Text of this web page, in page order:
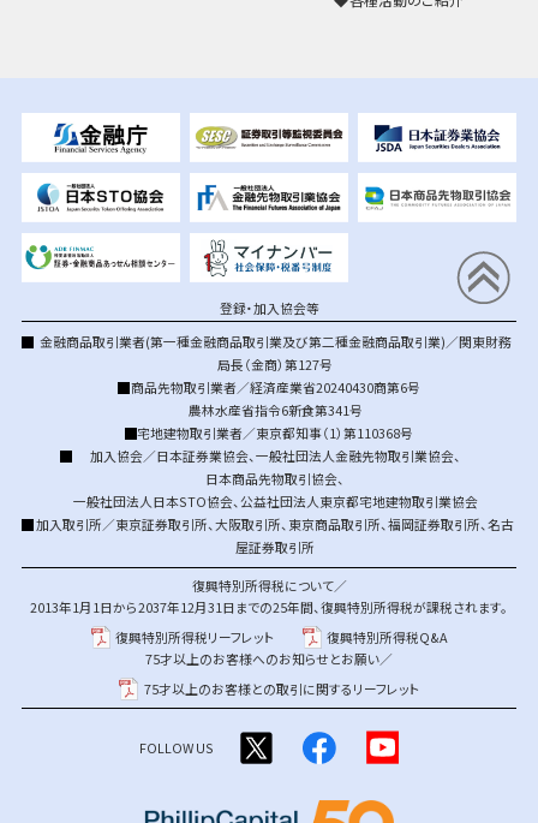
登録・加入協会等
金融商品取引業者(第一種金融商品取引業及び第二種金融商品取引業)／関東財務
局長（金商）第127号
商品先物取引業者／経済産業省20240430商第6号
農林水産省指令6新食第341号
宅地建物取引業者／東京都知事（1）第110368号
加入協会／日本証券業協会、 一般社団法人金融先物取引業協会、
日本商品先物取引協会、
一般社団法人日本STO協会、 公益社団法人東京都宅地建物取引業協会
加入取引所／東京証券取引所、大阪取引所、 東京商品取引所、福岡証券取引所、名古
屋証券取引所
復興特別所得税について／
2013年1月1日から2037年12月31日までの25年間、復興特別所得税が課税されます。
復興特別所得税リーフレット
復興特別所得税Q&A
75才以上のお客様へのお知らせとお願い／
75才以上のお客様との取引に関するリーフレット
FOLLOW US